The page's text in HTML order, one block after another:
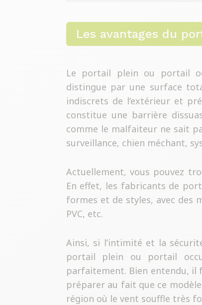
Les avantages du
Le portail plein ou portail
distingue par une surface
indiscrets de l’extérieur et
constitue une barrière
comme le malfaiteur ne sait
surveillance, chien méchant,
Actuellement, vous pouvez
En effet, les fabricants de
formes et de styles, avec des
PVC, etc.
Ainsi, si l’intimité et la
portail plein ou portail
parfaitement. Bien entendu, il
préparer au fait que ce
région où le vent souffle très